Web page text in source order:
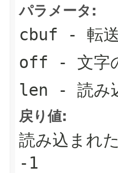
パラメータ:
cbuf - 転
off - 文字
len - 読み
戻り値:
読み込まれ
-1